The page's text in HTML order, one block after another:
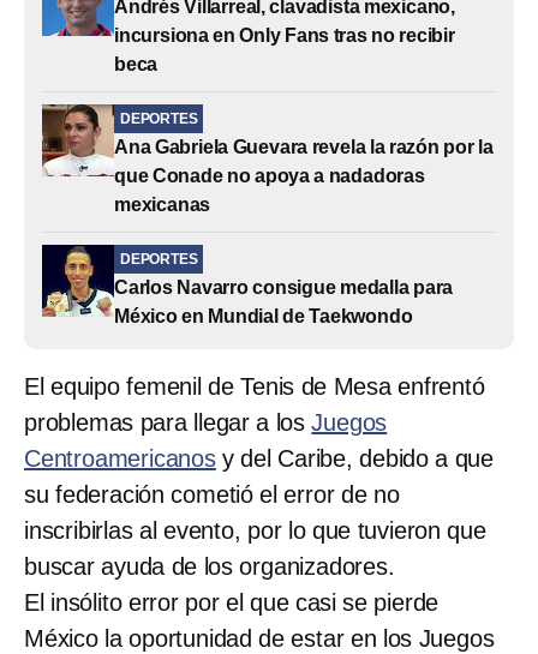
Andrés Villarreal, clavadista mexicano,
incursiona en Only Fans tras no recibir
beca
DEPORTES
Ana Gabriela Guevara revela la razón por la
que Conade no apoya a nadadoras
mexicanas
DEPORTES
Carlos Navarro consigue medalla para
México en Mundial de Taekwondo
El equipo femenil de Tenis de Mesa enfrentó
problemas para llegar a losJuegos
Centroamericanosy del Caribe, debido a que
su federación cometió el error de no
inscribirlas al evento, por lo que tuvieron que
buscar ayuda de los organizadores.
El insólito error por el que casi se pierde
México la oportunidad de estar en los Juegos